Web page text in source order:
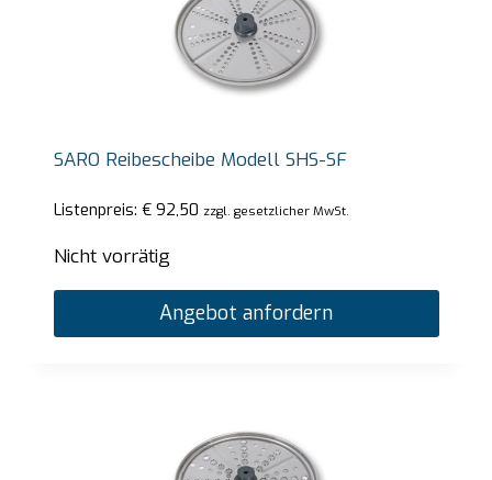
SARO Reibescheibe Modell SHS-SF
Listenpreis: €92,50 zzgl. gesetzlicher MwSt.
Nicht vorrätig
Angebot anfordern